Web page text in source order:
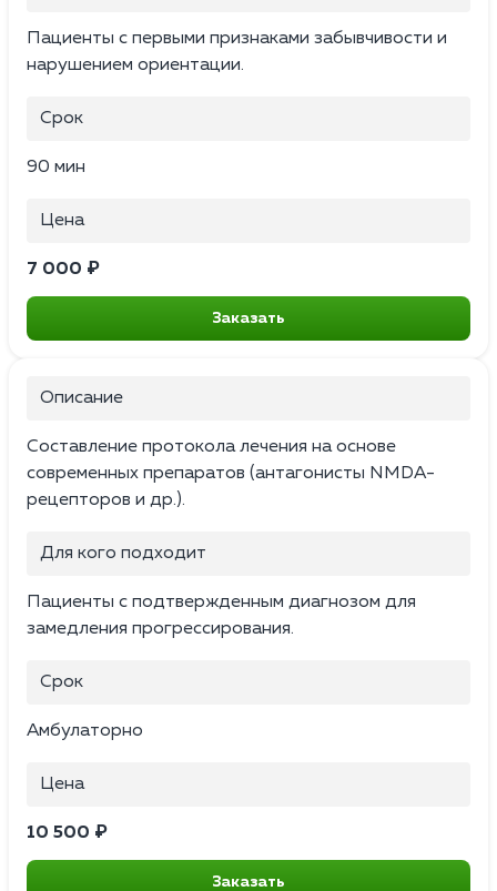
Пациенты с первыми признаками забывчивости и
нарушением ориентации.
Срок
90 мин
Цена
7 000 ₽
Заказать
Описание
Составление протокола лечения на основе
современных препаратов (антагонисты NMDA-
рецепторов и др.).
Для кого подходит
Пациенты с подтвержденным диагнозом для
замедления прогрессирования.
Срок
Амбулаторно
Цена
10 500 ₽
Заказать